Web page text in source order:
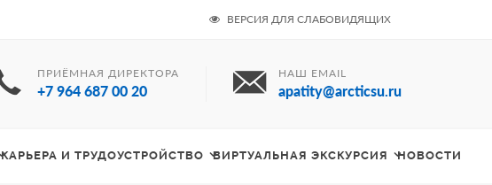
ВЕРСИЯ ДЛЯ СЛАБОВИДЯЩИХ
ПРИЁМНАЯ ДИРЕКТОРА
+7 964 687 00 20
НАШ EMAIL
apatity@arcticsu.ru
КАРЬЕРА И ТРУДОУСТРОЙСТВО ВИРТУАЛЬНАЯ ЭКСКУРСИЯ НОВОСТИ